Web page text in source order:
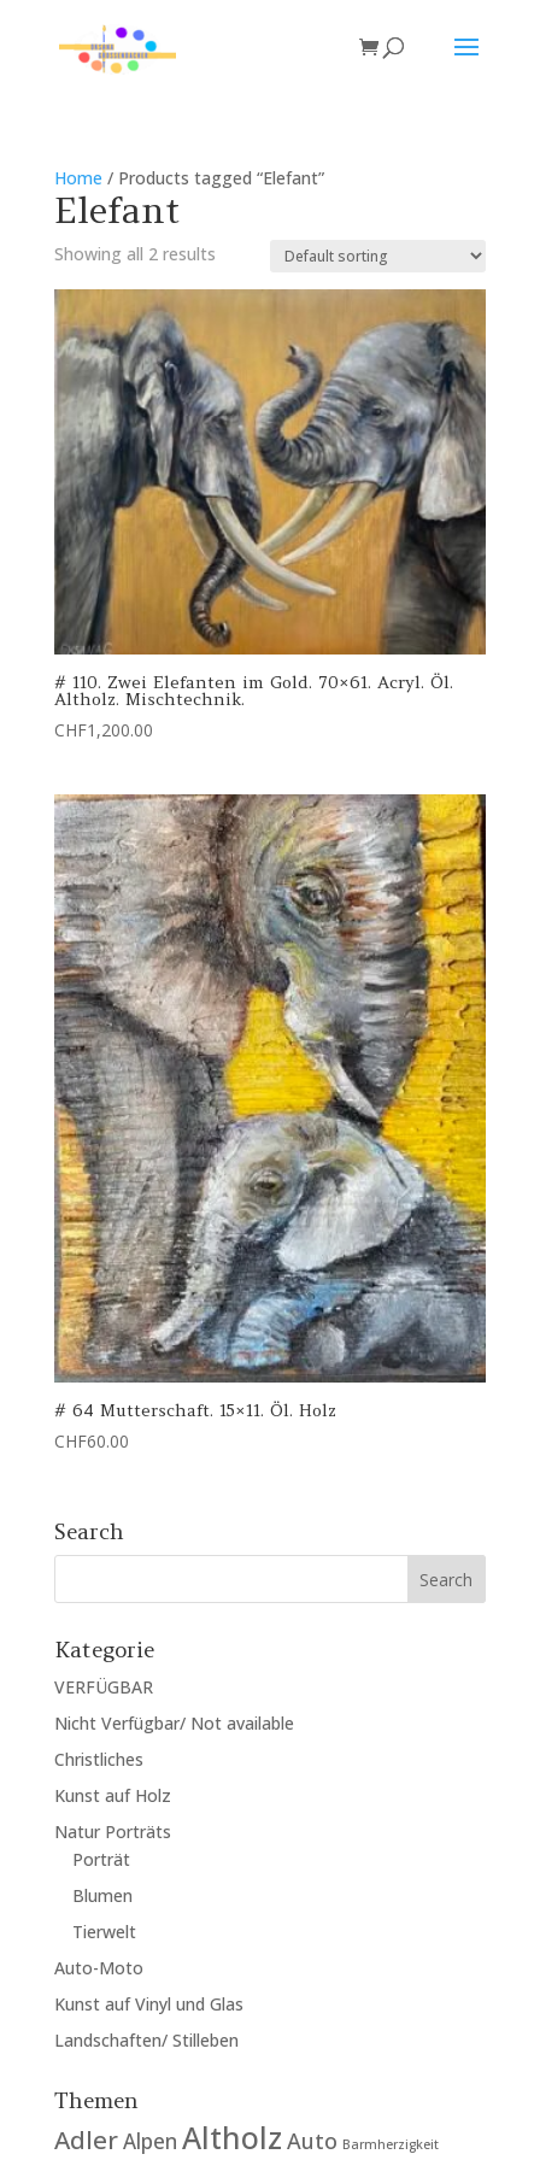
Home / Products tagged “Elefant”
Elefant
Showing all 2 results
# 110. Zwei Elefanten im Gold. 70×61. Acryl. Öl.
Altholz. Mischtechnik.
CHF1,200.00
# 64 Mutterschaft. 15×11. Öl. Holz
CHF60.00
Search
Kategorie
VERFÜGBAR
Nicht Verfügbar/ Not available
Christliches
Kunst auf Holz
Natur Porträts
Porträt
Blumen
Tierwelt
Auto-Moto
Kunst auf Vinyl und Glas
Landschaften/ Stilleben
Themen
AdlerAlpen Altholz Auto Barmherzigkeit